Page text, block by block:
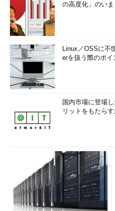
の高度化」のい
Linux／OSSに不
erを扱う際のポイ
国内市場に登場
リットをもたら